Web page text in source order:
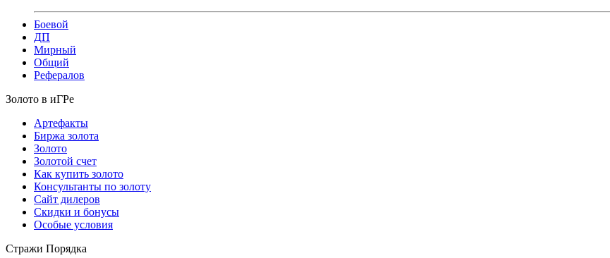
Боевой
ДП
Мирный
Общий
Рефералов
Золото в иГРе
Артефакты
Биржа золота
Золото
Золотой счет
Как купить золото
Консультанты по золоту
Сайт дилеров
Скидки и бонусы
Особые условия
Стражи Порядка